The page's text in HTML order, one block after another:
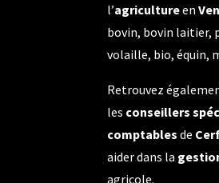
l’agricultureen
bovin, bovin laitier,
volaille, bio, équin,
Retrouvez
les conseillers
comptables de
aider dans la
agricole.